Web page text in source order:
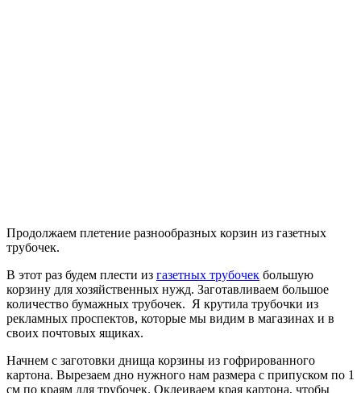
Продолжаем плетение разнообразных корзин из газетных
трубочек.
В этот раз будем плести из газетных трубочек большую
корзину для хозяйственных нужд. Заготавливаем большое
количество бумажных трубочек. Я крутила трубочки из
рекламных проспектов, которые мы видим в магазинах и в
своих почтовых ящиках.
Начнем с заготовки днища корзины из гофрированного
картона. Вырезаем дно нужного нам размера с припуском по 1
см по краям для трубочек. Оклеиваем края картона, чтобы